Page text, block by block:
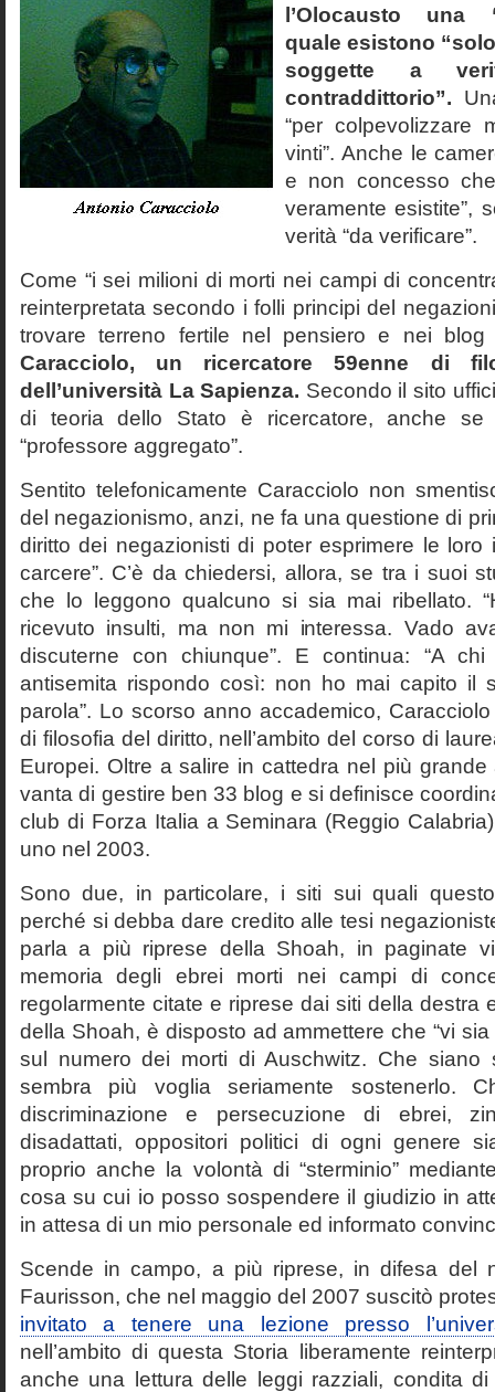
l’Olocausto una
quale esistono
soggette a
contraddittorio”.
“per colpevolizzare
vinti”. Anche le
e non concesso
veramente esistite”,
verità “da verificare”.
Come “i sei milioni di morti nei campi di
reinterpretata secondo i folli principi del
trovare terreno fertile nel pensiero e nei
Caracciolo, un ricercatore 59enne di
dell’università La Sapienza. Secondo il sito
di teoria dello Stato è ricercatore, anche
“professore aggregato”.
Sentito telefonicamente Caracciolo non
del negazionismo, anzi, ne fa una questione di
diritto dei negazionisti di poter esprimere le loro
carcere”. C’è da chiedersi, allora, se tra i suoi
che lo leggono qualcuno si sia mai ribellato.
ricevuto insulti, ma non mi interessa. Vado
discuterne con chiunque”. E continua: “A
antisemita rispondo così: non ho mai capito il
parola”. Lo scorso anno accademico,
di filosofia del diritto, nell’ambito del corso di
Europei. Oltre a salire in cattedra nel più grande
vanta di gestire ben 33 blog e si definisce
club di Forza Italia a Seminara (Reggio
uno nel 2003.
Sono due, in particolare, i siti sui quali
perché si debba dare credito alle tesi
parla a più riprese della Shoah, in paginate
memoria degli ebrei morti nei campi di
regolarmente citate e riprese dai siti della destra
della Shoah, è disposto ad ammettere che “vi
sul numero dei morti di Auschwitz. Che siano
sembra più voglia seriamente sostenerlo.
discriminazione e persecuzione di ebrei,
disadattati, oppositori politici di ogni genere
proprio anche la volontà di “sterminio”
cosa su cui io posso sospendere il giudizio in
in attesa di un mio personale ed informato
Scende in campo, a più riprese, in difesa del
Faurisson, che nel maggio del 2007 suscitò
invitato a tenere una lezione presso
nell’ambito di questa Storia liberamente
anche una lettura delle leggi razziali, condita di